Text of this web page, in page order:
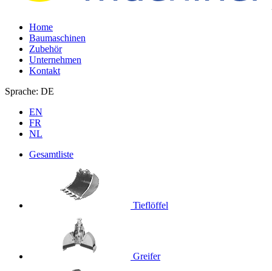
Home
Baumaschinen
Zubehör
Unternehmen
Kontakt
Sprache: DE
EN
FR
NL
Gesamtliste
Tieflöffel
Greifer